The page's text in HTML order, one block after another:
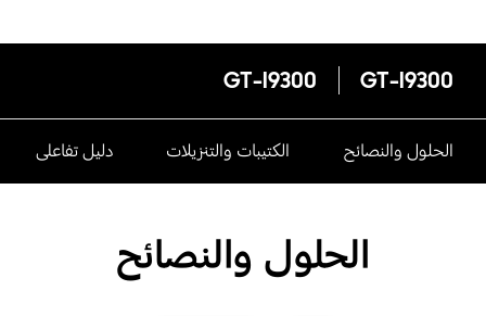
GT-I9300
GT-I9300
الحلول والنصائح الكتيبات والتنزيلات دليل تفاعلى
الحلول والنصائح